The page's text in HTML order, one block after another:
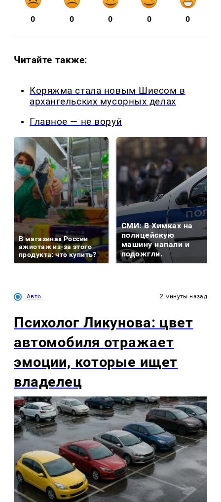
0 0 0 0 0
Читайте также:
Коряжма стала новым Шиесом в
архангельских мусорных делах
Главное — не воруй
В магазинах России
ажиотаж из-за этого
продукта: что купить?
СМИ: В Химках на
полицейскую
машину напали и
подожгли.
Авто 2 минуты назад
Психолог Ликунова: цвет
автомобиля отражает
эмоции, которые ищет
владелец